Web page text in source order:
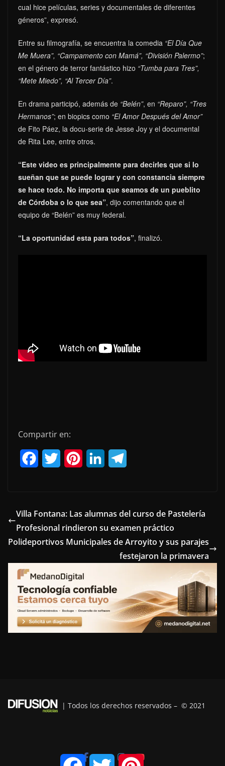
cual hice películas, series y documentales de diferentes
géneros”, expresó.
Entre su filmografía, se encuentra la comedia “El Día Que
Me Muera”, “Campamento con Mamá”, “División Palermo”;
en el género de terror fantástico hizo “Tumba para Tres”,
“Mete Miedo”, “Al Tercer Día”.
En drama participó, además de “Belén”, en “Reparo”, “Tres
Hermanos”; en biopics como “El Amor Después del Amor”
de Fito Páez, la docu-serie de Jesse Joy y el documental
de Rita Lee, entre otros.
“Este video es principalmente para decirles que si lo
sueñan que se puede lograr y con constancia siempre
se hace todo. No importa que seamos de un pueblito
de Córdoba o lo que sea”, dijo comentando que el
equipo de “Belén” es muy federal.
“La oportunidad esta para todos”, finalizó.
Compartir en:
e
b
k
t
t
t
e
s
t
k
e
n
e
g
Villa Fontana: Las alumnas del curso de Pastelería
Profesional rindieron su examen práctico
Polideportivos Municipales de Arroyito y sus parajes
festejaron la primavera
| Todos los derechos reservados – © 2021
F T P